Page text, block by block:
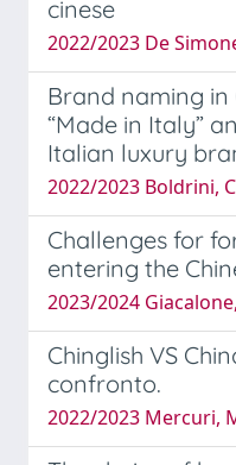
cinese
2022/2023 De
Brand naming in
“Made in Italy”
Italian luxury
2022/2023 Boldrini,
Challenges for
entering the
2023/2024
Chinglish VS
confronto.
2022/2023 Mercuri,